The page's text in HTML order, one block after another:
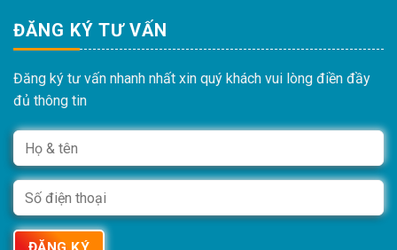
ĐĂNG KÝ TƯ VẤN
Đăng ký tư vấn nhanh nhất xin quý khách vui lòng điền đầy
đủ thông tin